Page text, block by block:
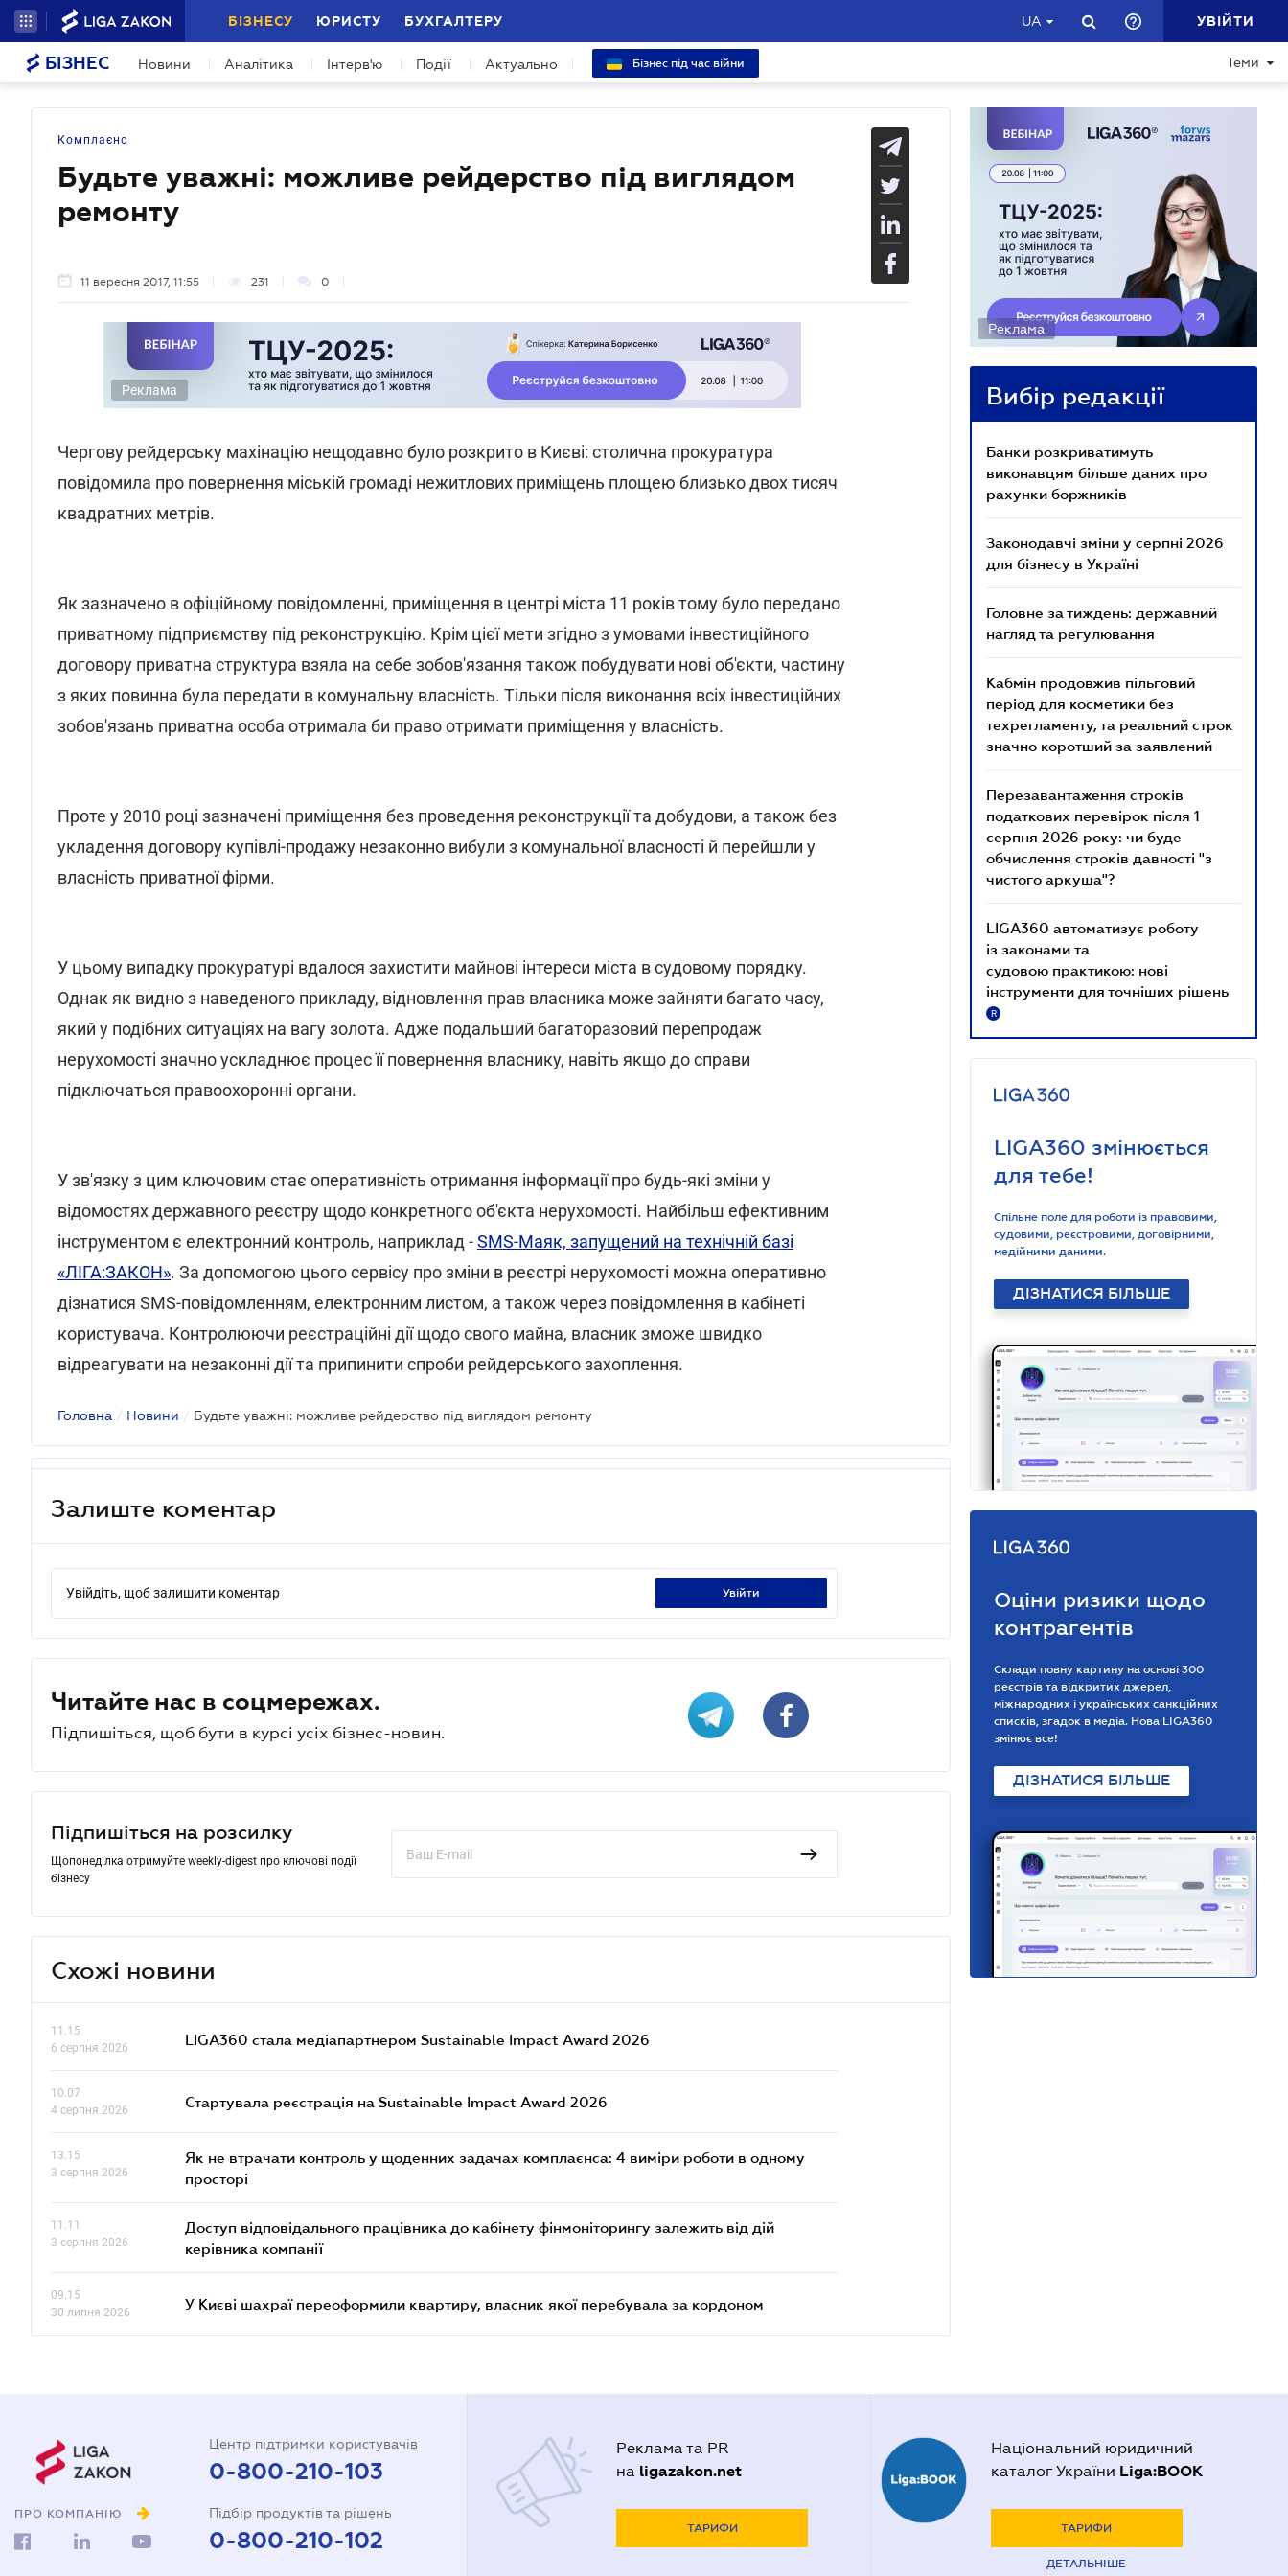
БІЗНЕСУ ЮРИСТУ БУХГАЛТЕРУ UA УВІЙТИ
БІЗНЕС Новини Аналітика Інтерв'ю Події Актуально Бізнес під час війни Теми
Комплаєнс
Будьте уважні: можливе рейдерство під виглядом
ремонту
11 вересня 2017, 11:55 231 0
Реклама
Чергову рейдерську махінацію нещодавно було розкрито в Києві: столична прокуратура
повідомила про повернення міській громаді нежитлових приміщень площею близько двох тисяч
квадратних метрів.
Як зазначено в офіційному повідомленні, приміщення в центрі міста 11 років тому було передано
приватному підприємству під реконструкцію. Крім цієї мети згідно з умовами інвестиційного
договору приватна структура взяла на себе зобов'язання також побудувати нові об'єкти, частину
з яких повинна була передати в комунальну власність. Тільки після виконання всіх інвестиційних
зобов'язань приватна особа отримала би право отримати приміщення у власність.
Проте у 2010 році зазначені приміщення без проведення реконструкції та добудови, а також без
укладення договору купівлі-продажу незаконно вибули з комунальної власності й перейшли у
власність приватної фірми.
У цьому випадку прокуратурі вдалося захистити майнові інтереси міста в судовому порядку.
Однак як видно з наведеного прикладу, відновлення прав власника може зайняти багато часу,
який у подібних ситуаціях на вагу золота. Адже подальший багаторазовий перепродаж
нерухомості значно ускладнює процес її повернення власнику, навіть якщо до справи
підключаться правоохоронні органи.
У зв'язку з цим ключовим стає оперативність отримання інформації про будь-які зміни у
відомостях державного реєстру щодо конкретного об'єкта нерухомості. Найбільш ефективним
інструментом є електронний контроль, наприклад -SMS-Маяк, запущений на технічній базі
«ЛІГА:ЗАКОН». За допомогою цього сервісу про зміни в реєстрі нерухомості можна оперативно
дізнатися SMS-повідомленням, електронним листом, а також через повідомлення в кабінеті
користувача. Контролюючи реєстраційні дії щодо свого майна, власник зможе швидко
відреагувати на незаконні дії та припинити спроби рейдерського захоплення.
Головна / Новини / Будьте уважні: можливе рейдерство під виглядом ремонту
Залиште коментар
Увійдіть, щоб залишити коментар увійти
Читайте нас в соцмережах.
Підпишіться, щоб бути в курсі усіх бізнес-новин.
Підпишіться на розсилку
Щопонеділка отримуйте weekly-digest про ключові події
бізнесу
Схожі новини
11.15
6 серпня 2026
LIGA360 стала медіапартнером Sustainable Impact Award 2026
10.07
4 серпня 2026
Стартувала реєстрація на Sustainable Impact Award 2026
13.15
3 серпня 2026
Як не втрачати контроль у щоденних задачах комплаєнса: 4 виміри роботи в одному
просторі
11.11
3 серпня 2026
Доступ відповідального працівника до кабінету фінмоніторингу залежить від дій
керівника компанії
09.15
30 липня 2026
У Києві шахраї переоформили квартиру, власник якої перебувала за кордоном
Реклама
Вибір редакції
Банки розкриватимуть
виконавцям більше даних про
рахунки боржників
Законодавчі зміни у серпні 2026
для бізнесу в Україні
Головне за тиждень: державний
нагляд та регулювання
Кабмін продовжив пільговий
період для косметики без
техрегламенту, та реальний строк
значно коротший за заявлений
Перезавантаження строків
податкових перевірок після 1
серпня 2026 року: чи буде
обчислення строків давності "з
чистого аркуша"?
LIGA360 автоматизує роботу
із законами та
судовою практикою: нові
інструменти для точніших рішень
R
LIGA360 змінюється
для тебе!
Спільне поле для роботи із правовими,
судовими, реєстровими, договірними,
медійними даними.
ДІЗНАТИСЯ БІЛЬШЕ
Оціни ризики щодо
контрагентів
Склади повну картину на основі 300
реєстрів та відкритих джерел,
міжнародних і українських санкційних
списків, згадок в медіа. Нова LIGA360
змінює все!
ДІЗНАТИСЯ БІЛЬШЕ
ПРО КОМПАНІЮ
Центр підтримки користувачів
0-800-210-103
Підбір продуктів та рішень
0-800-210-102
Реклама та PR
на ligazakon.net
ТАРИФИ
Національний юридичний
каталог України Liga:BOOK
ТАРИФИ
ДЕТАЛЬНІШЕ